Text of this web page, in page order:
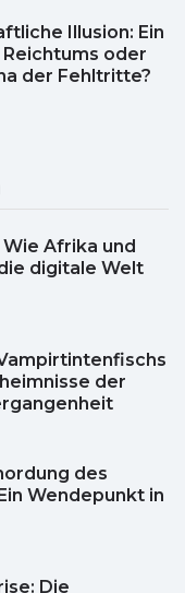
Illusion: Ein
oder
der Fehltritte?
Afrika und
digitale Welt
der
des
Wendepunkt in
Die